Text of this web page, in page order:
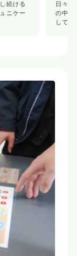
続ける
ニケー
日々
の中で
して